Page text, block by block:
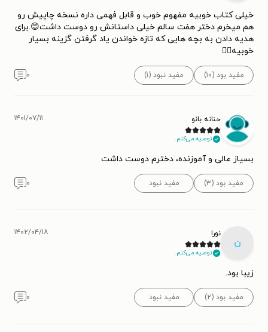
خیلی کتاب خوبیه مفهوم خوب و قابل فهمی داره نسخه چاپیش رو
هم میخرم دختر هفت سالم خیلی داستانش رو دوست داشت😊.برای
هدیه دادن به بچه هایی که تازه خواندن یاد گرفتن گزینه بسیار
خوبیه👌🏻
مفید بود (۱۰) مفید نبود (۱) ۰
حنانه بانو
توصیه می‌کنم.
۱۴۰۱/۰۷/۱۱
بسیاز عالی و آموزنده، دخترم دوست داشت
مفید بود (۳) مفید نبود ۰
ن
نورا
توصیه می‌کنم.
۱۴۰۲/۰۴/۱۸
زیبا بود.
مفید بود (۲) مفید نبود ۰